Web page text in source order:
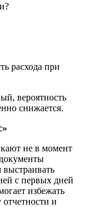
расхода при
вероятность
снижается.
не в момент
с первых дней
избежать
и